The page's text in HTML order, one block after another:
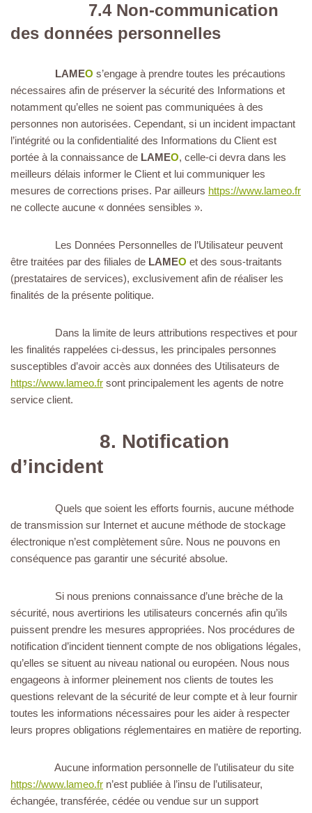
7.4 Non-communication
des données personnelles
LAMEO s’engage à prendre toutes les précautions
nécessaires afin de préserver la sécurité des Informations et
notamment qu’elles ne soient pas communiquées à des
personnes non autorisées. Cependant, si un incident impactant
l’intégrité ou la confidentialité des Informations du Client est
portée à la connaissance de LAMEO, celle-ci devra dans les
meilleurs délais informer le Client et lui communiquer les
mesures de corrections prises. Par ailleurs https://www.lameo.fr
ne collecte aucune « données sensibles ».
Les Données Personnelles de l’Utilisateur peuvent
être traitées par des filiales de LAMEO et des sous-traitants
(prestataires de services), exclusivement afin de réaliser les
finalités de la présente politique.
Dans la limite de leurs attributions respectives et pour
les finalités rappelées ci-dessus, les principales personnes
susceptibles d’avoir accès aux données des Utilisateurs de
https://www.lameo.fr sont principalement les agents de notre
service client.
8. Notification
d’incident
Quels que soient les efforts fournis, aucune méthode
de transmission sur Internet et aucune méthode de stockage
électronique n’est complètement sûre. Nous ne pouvons en
conséquence pas garantir une sécurité absolue.
Si nous prenions connaissance d’une brèche de la
sécurité, nous avertirions les utilisateurs concernés afin qu’ils
puissent prendre les mesures appropriées. Nos procédures de
notification d’incident tiennent compte de nos obligations légales,
qu’elles se situent au niveau national ou européen. Nous nous
engageons à informer pleinement nos clients de toutes les
questions relevant de la sécurité de leur compte et à leur fournir
toutes les informations nécessaires pour les aider à respecter
leurs propres obligations réglementaires en matière de reporting.
Aucune information personnelle de l’utilisateur du site
https://www.lameo.fr n’est publiée à l’insu de l’utilisateur,
échangée, transférée, cédée ou vendue sur un support